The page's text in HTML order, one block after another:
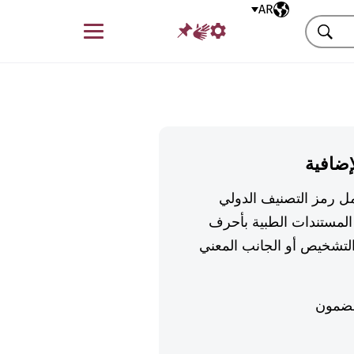
اللغة المختارةAR
قائمة
بحث
رمز التصنيف الدولي
الطبية بأحرف
أو الجانب المعني